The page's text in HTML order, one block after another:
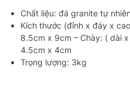
Chất liệu: đá granite tự
Kích thước (đỉnh x đáy x
8.5cm x 9cm – Chày: ( dài
4.5cm x 4cm
Trọng lượng: 3kg